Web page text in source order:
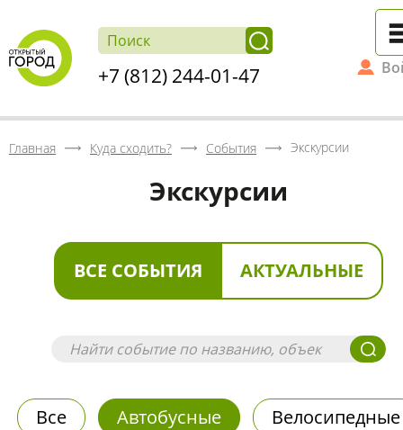
+7 (812) 244-01-47
Главная Куда сходить? События Экскурсии
Экскурсии
ВСЕ СОБЫТИЯ АКТУАЛЬНЫЕ
Все Автобусные Велосипедные